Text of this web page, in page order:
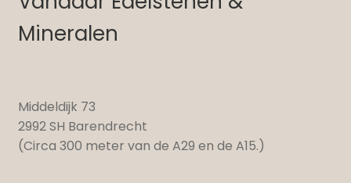
Mineralen
Middeldijk 73
2992 SH Barendrecht
(Circa 300 meter van de A29 en de A15.)